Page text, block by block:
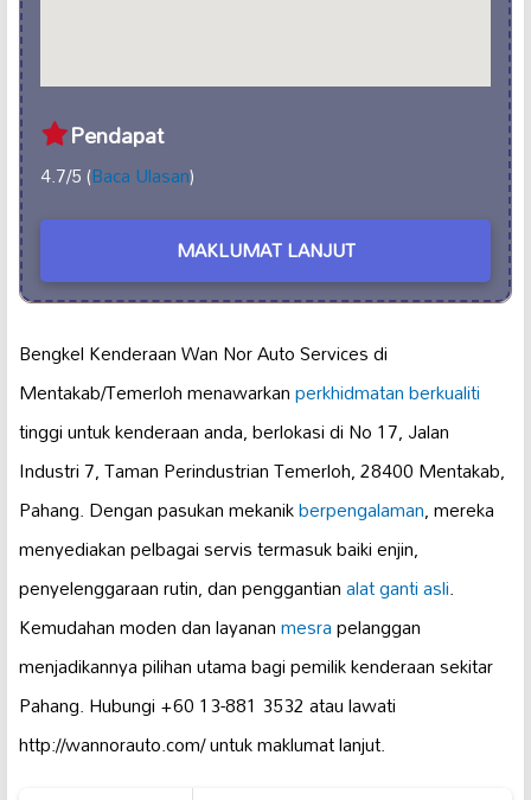
Pendapat
4.7/5 (Baca Ulasan)
MAKLUMAT LANJUT
Bengkel Kenderaan Wan Nor Auto Services di
Mentakab/Temerloh menawarkanperkhidmatan berkualiti
tinggi untuk kenderaan anda, berlokasi di No 17, Jalan
Industri 7, Taman Perindustrian Temerloh, 28400 Mentakab,
Pahang. Dengan pasukan mekanikberpengalaman, mereka
menyediakan pelbagai servis termasuk baiki enjin,
penyelenggaraan rutin, dan penggantianalat ganti asli.
Kemudahan moden dan layananmesrapelanggan
menjadikannya pilihan utama bagi pemilik kenderaan sekitar
Pahang. Hubungi +60 13-881 3532 atau lawati
http://wannorauto.com/ untuk maklumat lanjut.